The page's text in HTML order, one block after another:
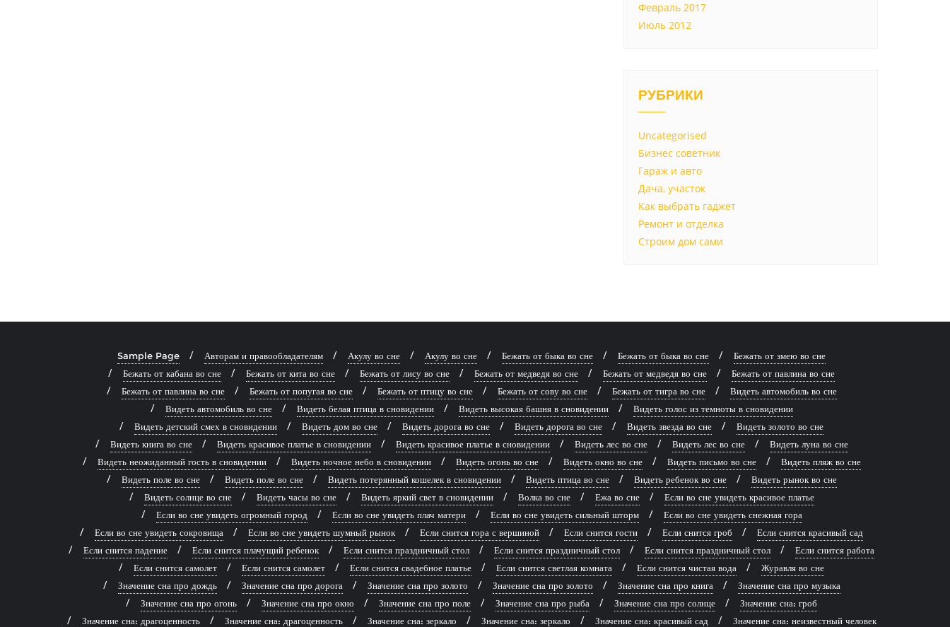
Февраль 2017
Июль 2012
РУБРИКИ
Uncategorised
Бизнес советник
Гараж и авто
Дача, участок
Как выбрать гаджет
Ремонт и отделка
Строим дом сами
Sample Page Авторам и правообладателям Акулу во сне Акулу во сне Бежать от быка во сне Бежать от быка во сне
Бежать от змею во сне
Бежать от кабана во сне
Бежать от кита во сне Бежать от лису во сне Бежать от медведя во сне Бежать от медведя во сне
Бежать от павлина во сне
Бежать от павлина во сне
Бежать от попугая во сне Бежать от птицу во сне Бежать от сову во сне Бежать от тигра во сне
Видеть автомобиль во сне
Видеть автомобиль во сне
Видеть белая птица в сновидении Видеть высокая башня в сновидении
Видеть голос из темноты в сновидении
Видеть детский смех в сновидении
Видеть дом во сне Видеть дорога во сне Видеть дорога во сне Видеть звезда во сне
Видеть золото во сне
Видеть книга во сне
Видеть красивое платье в сновидении Видеть красивое платье в сновидении Видеть лес во сне Видеть лес во сне
Видеть луна во сне
Видеть неожиданный гость в сновидении
Видеть ночное небо в сновидении Видеть огонь во сне Видеть окно во сне Видеть письмо во сне
Видеть пляж во сне
Видеть поле во сне
Видеть поле во сне Видеть потерянный кошелек в сновидении Видеть птица во сне Видеть ребенок во сне
Видеть рынок во сне
Видеть солнце во сне
Видеть часы во сне Видеть яркий свет в сновидении Волка во сне Ежа во сне
Если во сне увидеть красивое платье
Если во сне увидеть огромный город
Если во сне увидеть плач матери Если во сне увидеть сильный шторм
Если во сне увидеть снежная гора
Если во сне увидеть сокровища
Если во сне увидеть шумный рынок Если снится гора с вершиной Если снится гости Если снится гроб
Если снится красивый сад
Если снится падение
Если снится плачущий ребенок Если снится праздничный стол Если снится праздничный стол Если снится праздничный стол
Если снится работа
Если снится самолет
Если снится самолет Если снится свадебное платье Если снится светлая комната Если снится чистая вода
Журавля во сне
Значение сна про дождь
Значение сна про дорога Значение сна про золото Значение сна про золото Значение сна про книга
Значение сна про музыка
Значение сна про огонь
Значение сна про окно Значение сна про поле Значение сна про рыба Значение сна про солнце
Значение сна: гроб
Значение сна: драгоценность
Значение сна: драгоценность Значение сна: зеркало Значение сна: зеркало Значение сна: красивый сад
Значение сна: неизвестный человек